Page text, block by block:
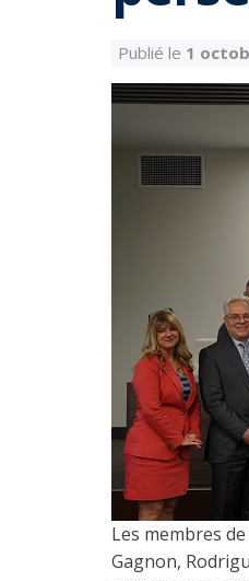
Publié le 1
Les membres
Gagnon,